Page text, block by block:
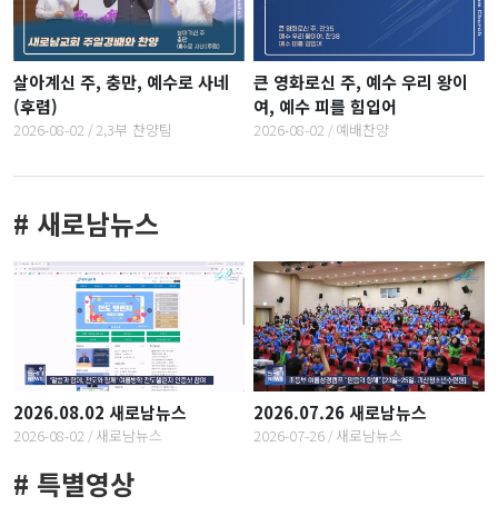
살아계신 주, 충만, 예수로 사네
(후렴)
2026-08-02 2,3부 찬양팀
큰 영화로신 주, 예수 우리 왕이
여, 예수 피를 힘입어
2026-08-02 예배찬양
# 새로남뉴스
2026.08.02 새로남뉴스
2026-08-02 새로남뉴스
2026.07.26 새로남뉴스
2026-07-26 새로남뉴스
# 특별영상